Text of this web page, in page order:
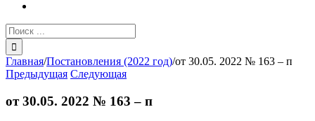
Результат
поиска:
Главная/Постановления (2022 год)/от 30.05. 2022 № 163 – п
Предыдущая Следующая
от 30.05. 2022 № 163 – п